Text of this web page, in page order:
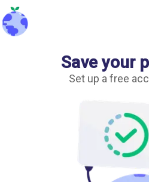
back to home
Климат
Кыйынчылык
Save your
Set up a free